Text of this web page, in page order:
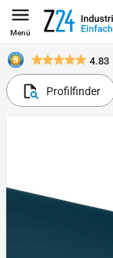
Menü
4.83
Profilfinder